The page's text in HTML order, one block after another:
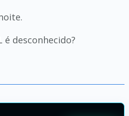
desconhecido?